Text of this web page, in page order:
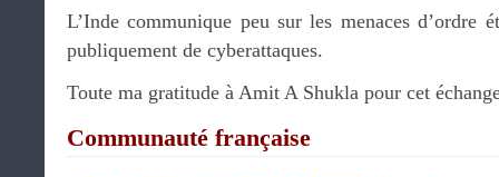
L’Inde communique peu sur les menaces d’ordre
publiquement de cyberattaques.
Toute ma gratitude à Amit A Shukla pour cet
Communauté française